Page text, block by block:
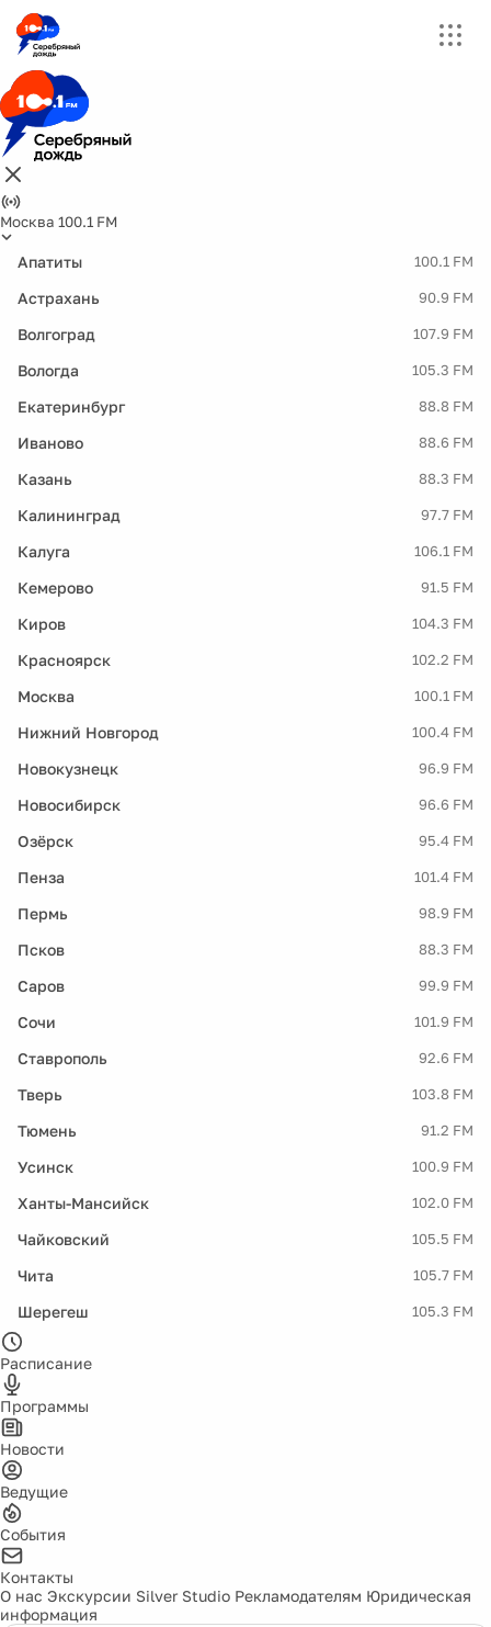
Москва 100.1 FM
Апатиты 100.1 FM
Астрахань 90.9 FM
Волгоград 107.9 FM
Вологда 105.3 FM
Екатеринбург 88.8 FM
Иваново 88.6 FM
Казань 88.3 FM
Калининград 97.7 FM
Калуга 106.1 FM
Кемерово 91.5 FM
Киров 104.3 FM
Красноярск 102.2 FM
Москва 100.1 FM
Нижний Новгород 100.4 FM
Новокузнецк 96.9 FM
Новосибирск 96.6 FM
Озёрск 95.4 FM
Пенза 101.4 FM
Пермь 98.9 FM
Псков 88.3 FM
Саров 99.9 FM
Сочи 101.9 FM
Ставрополь 92.6 FM
Тверь 103.8 FM
Тюмень 91.2 FM
Усинск 100.9 FM
Ханты-Мансийск 102.0 FM
Чайковский 105.5 FM
Чита 105.7 FM
Шерегеш 105.3 FM
Расписание
Программы
Новости
Ведущие
События
Контакты
О нас Экскурсии Silver Studio Рекламодателям Юридическая
информация